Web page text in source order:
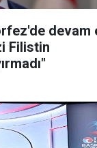
devam
Filistin